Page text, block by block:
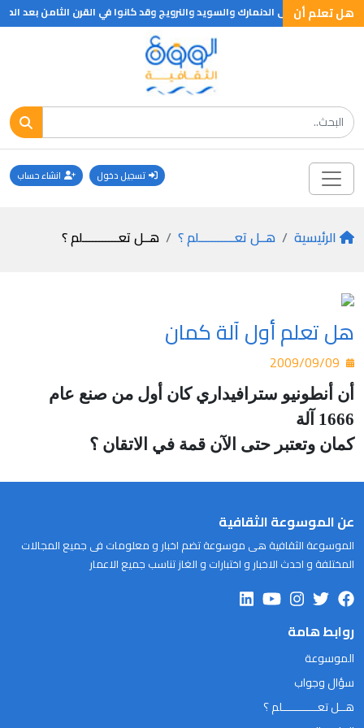
هل تعلم أن
حاليا على الدنمارك والسويد والنرويج وقد كانوا في القرن الثامن بعد
تسجيل دخول انشاء حساب
الرئيسية هــل تعـــــــــــلم ؟ هــل تعـــــــــــلم ؟
هل تعلم أول آلة كمان
أن أنطونيو سترافيداري كان أول من صنع عام
1666 آلة
كمان وتعتبر حتى الآن قمة في الاتقان ؟
عن الموسوعة الثقافية
الموسوعة الثقافية هى موسوعة تضم اخبار و معلومات فى جميع المجالات
المختلفة و احدث الاخبار و اختبارات و الغاز تناسب جميع الاعمار
روابط هامة
الموسوعة
سؤال وجواب
هــل تعـــــــــــلم ؟